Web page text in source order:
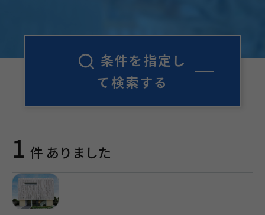
条件を指定し
て検索する
1 件 ありました